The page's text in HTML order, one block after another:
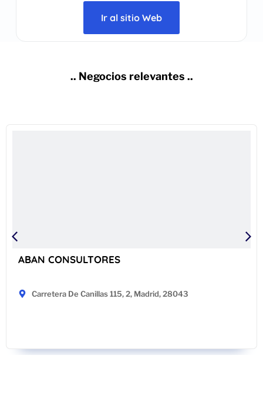
Ir al sitio Web
.. Negocios relevantes ..
ABAN CONSULTORES
Carretera De Canillas 115, 2, Madrid, 28043